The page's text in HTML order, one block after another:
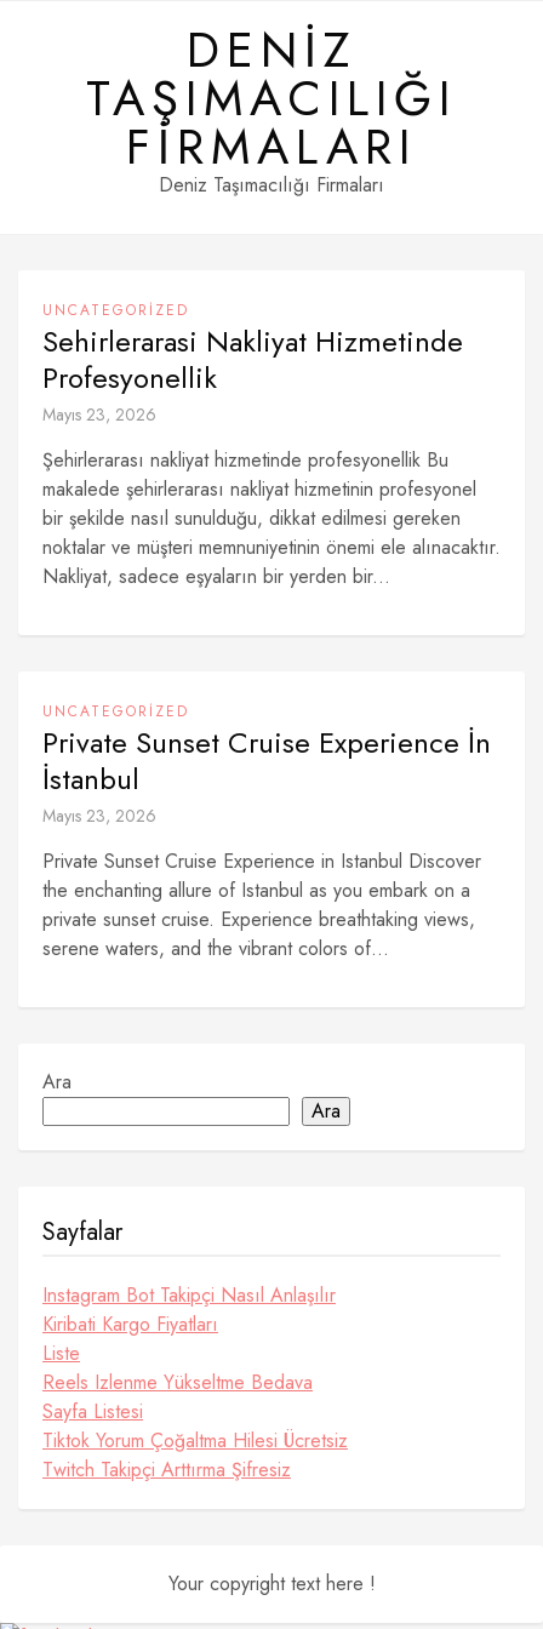
DENIZ
TAŞIMACILIĞI
FIRMALARI
Deniz Taşımacılığı Firmaları
UNCATEGORIZED
Sehirlerarasi Nakliyat Hizmetinde
Profesyonellik
Mayıs 23, 2026
Şehirlerarası nakliyat hizmetinde profesyonellik Bu
makalede şehirlerarası nakliyat hizmetinin profesyonel
bir şekilde nasıl sunulduğu, dikkat edilmesi gereken
noktalar ve müşteri memnuniyetinin önemi ele alınacaktır.
Nakliyat, sadece eşyaların bir yerden bir...
UNCATEGORIZED
Private Sunset Cruise Experience İn
İstanbul
Mayıs 23, 2026
Private Sunset Cruise Experience in Istanbul Discover
the enchanting allure of Istanbul as you embark on a
private sunset cruise. Experience breathtaking views,
serene waters, and the vibrant colors of...
Ara
Ara
Sayfalar
Instagram Bot Takipçi Nasıl Anlaşılır
Kiribati Kargo Fiyatları
Liste
Reels Izlenme Yükseltme Bedava
Sayfa Listesi
Tiktok Yorum Çoğaltma Hilesi Ücretsiz
Twitch Takipçi Arttırma Şifresiz
Your copyright text here !